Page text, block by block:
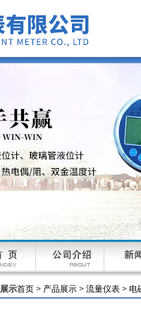
示首页 > 产品展示 > 流量仪表 > 电